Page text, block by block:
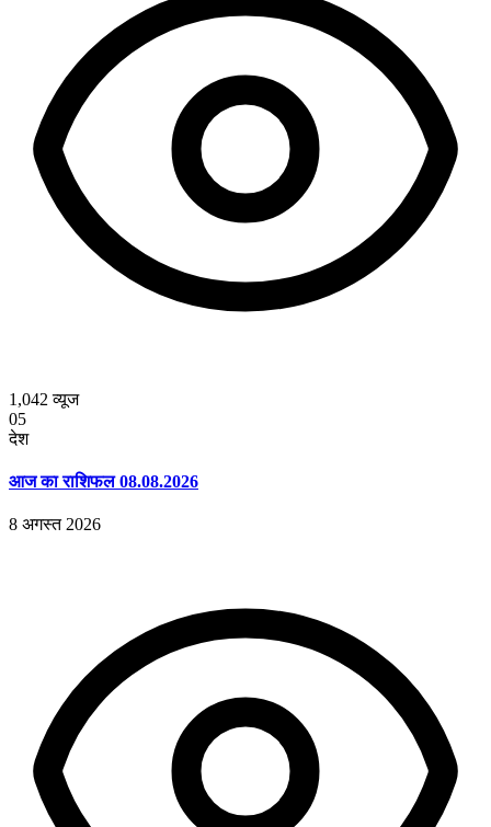
1,042 व्यूज
05
देश
आज का राशिफल 08.08.2026
8 अगस्त 2026